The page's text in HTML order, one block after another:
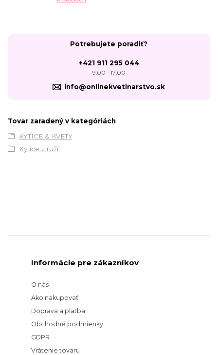
Potrebujete poradiť?
+421 911 295 044
9:00 - 17:00
info@onlinekvetinarstvo.sk
Tovar zaradený v kategóriách
KYTICE & KVETY
Kytice z ruží
Informácie pre zákazníkov
O nás
Ako nakupovať
Doprava a platba
Obchodné podmienky
GDPR
Vrátenie tovaru